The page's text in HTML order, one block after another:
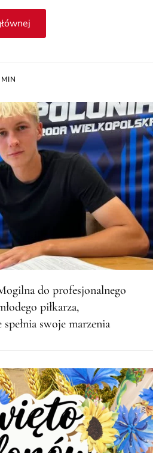
do profesjonalnego
piłkarza,
swoje marzenia